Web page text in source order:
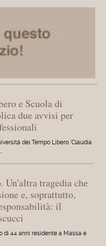
e Scuola di
due avvisi per
del Tempo Libero 'Claudia
Un'altra tragedia che
e, soprattutto,
il
di 44 anni residente a Massa e